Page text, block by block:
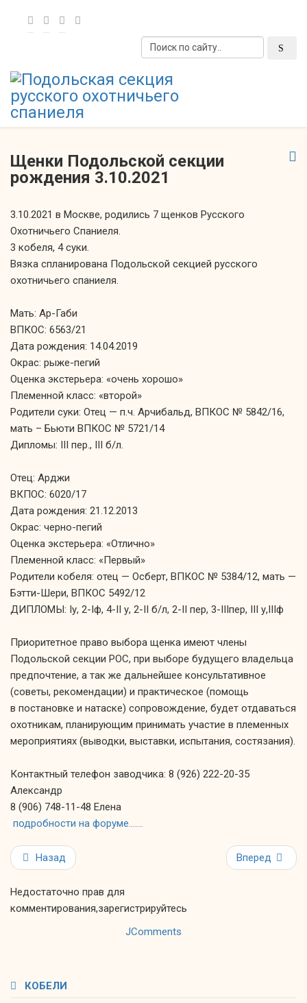
Щенки Подольской секции
рождения 3.10.2021
3.10.2021 в Москве, родились 7 щенков Русского
Охотничьего Спаниеля.
3 кобеля, 4 суки.
Вязка спланирована Подольской секцией русского
охотничьего спаниеля.
Мать: Ар-Габи
ВПКОС: 6563/21
Дата рождения: 14.04.2019
Окрас: рыже-пегий
Оценка экстерьера: «очень хорошо»
Племенной класс: «второй»
Родители суки: Отец — п.ч. Арчибальд, ВПКОС № 5842/16,
мать – Бьюти ВПКОС № 5721/14
Дипломы: III пер., III б/л.
Отец: Арджи
ВКПОС: 6020/17
Дата рождения: 21.12.2013
Окрас: черно-пегий
Оценка экстерьера: «Отлично»
Племенной класс: «Первый»
Родители кобеля: отец — Осберт, ВПКОС № 5384/12, мать —
Бэтти-Шери, ВПКОС 5492/12
ДИПЛОМЫ: Iу, 2-Iф, 4-II у, 2-II б/л, 2-II пер, 3-IIIпер, III у,IIIф
Приоритетное право выбора щенка имеют члены
Подольской секции РОС, при выборе будущего владельца
предпочтение, а так же дальнейшее консультативное
(советы, рекомендации) и практическое (помощь
в постановке и натаске) сопровождение, будет отдаваться
охотникам, планирующим принимать участие в племенных
мероприятиях (выводки, выставки, испытания, состязания).
Контактный телефон заводчика: 8 (926) 222-20-35
Александр
8 (906) 748-11-48 Елена
подробности на форуме…….
Назад Вперед
Недостаточно прав для
комментирования,зарегистрируйтесь
JComments
КОБЕЛИ